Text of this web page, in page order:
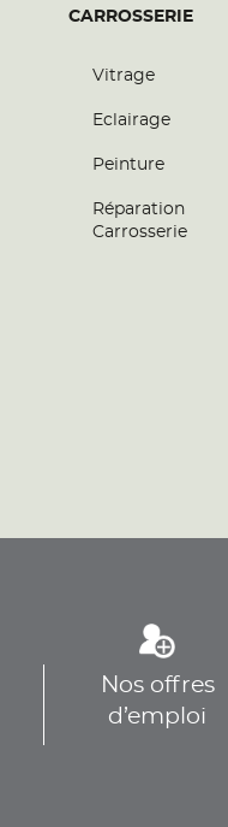
CARROSSERIE
Vitrage
Eclairage
Peinture
Réparation
Carrosserie
Nos offres
d’emploi